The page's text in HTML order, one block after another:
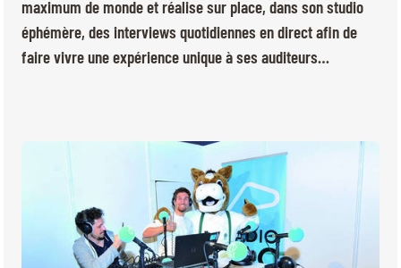
MÉDIAS
© 2026 CHI de Genève. Tous droits réservés
maximum de monde et réalise sur place, dans son studio
éphémère, des interviews quotidiennes en direct afin de
faire vivre une expérience unique à ses auditeurs…